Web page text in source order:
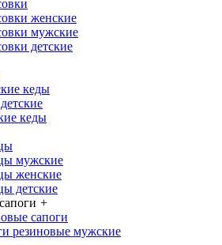
женские
мужские
детские
кеды
кеды
мужские
женские
детские
+
сапоги
резиновые мужские